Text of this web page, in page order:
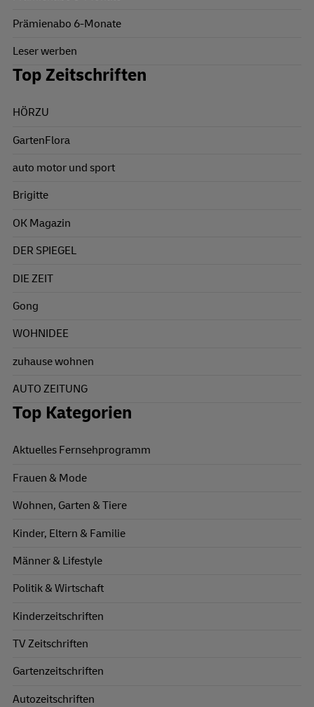
Prämienabo 6-Monate
Leser werben
Top Zeitschriften
HÖRZU
GartenFlora
auto motor und sport
Brigitte
OK Magazin
DER SPIEGEL
DIE ZEIT
Gong
WOHNIDEE
zuhause wohnen
AUTO ZEITUNG
Top Kategorien
Aktuelles Fernsehprogramm
Frauen & Mode
Wohnen, Garten & Tiere
Kinder, Eltern & Familie
Männer & Lifestyle
Politik & Wirtschaft
Kinderzeitschriften
TV Zeitschriften
Gartenzeitschriften
Autozeitschriften